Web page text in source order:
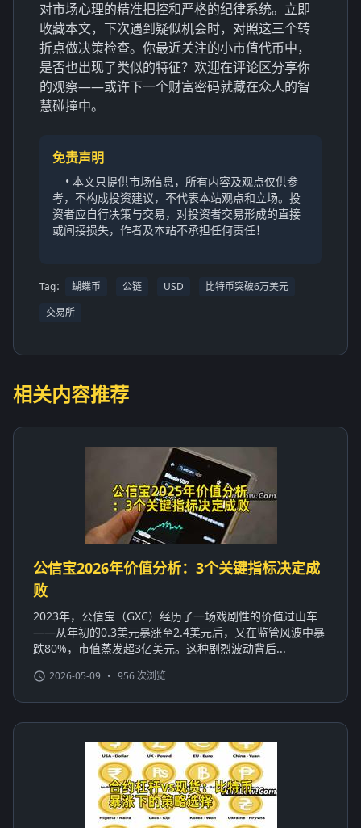
对市场心理的精准把控和严格的纪律系统。立即
收藏本文，下次遇到疑似机会时，对照这三个转
折点做决策检查。你最近关注的小市值代币中，
是否也出现了类似的特征？欢迎在评论区分享你
的观察——或许下一个财富密码就藏在众人的智
慧碰撞中。
免责声明
• 本文只提供市场信息，所有内容及观点仅供参
考，不构成投资建议，不代表本站观点和立场。投
资者应自行决策与交易，对投资者交易形成的直接
或间接损失，作者及本站不承担任何责任！
Tag： 蝴蝶币 公链 USD
比特币突破6万美元
交易所
相关内容推荐
公信宝2026年价值分析：3个关键指标决定成
败
2023年，公信宝（GXC）经历了一场戏剧性的价值过山车
——从年初的0.3美元暴涨至2.4美元后，又在监管风波中暴
跌80%，市值蒸发超3亿美元。这种剧烈波动背后...
2026-05-09 • 956 次浏览